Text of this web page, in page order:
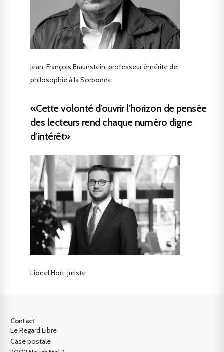
Jean-François Braunstein, professeur émérite de
philosophie à la Sorbonne
«Cette volonté d’ouvrir l’horizon de pensée
des lecteurs rend chaque numéro digne
d’intérêt»
Lionel Hort, juriste
Contact
Le Regard Libre
Case postale